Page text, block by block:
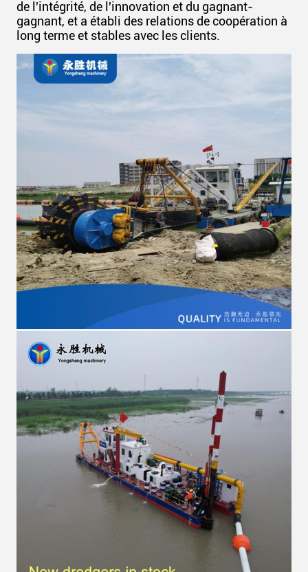
de l'intégrité, de l'innovation et du gagnant-
gagnant, et a établi des relations de coopération à
long terme et stables avec les clients.